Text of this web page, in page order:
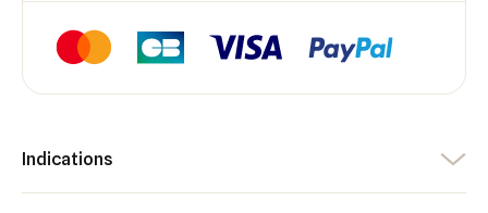
Indications
Créer une nouvelle liste